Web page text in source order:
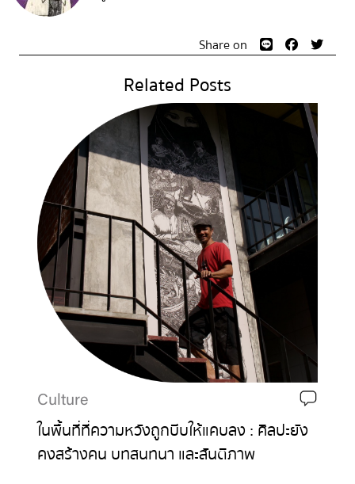
Share on
Related Posts
Culture
ในพื้นที่ที่ความหวังถูกบีบให้แคบลง : ศิลปะยัง
คงสร้างคน บทสนทนา และสันติภาพ